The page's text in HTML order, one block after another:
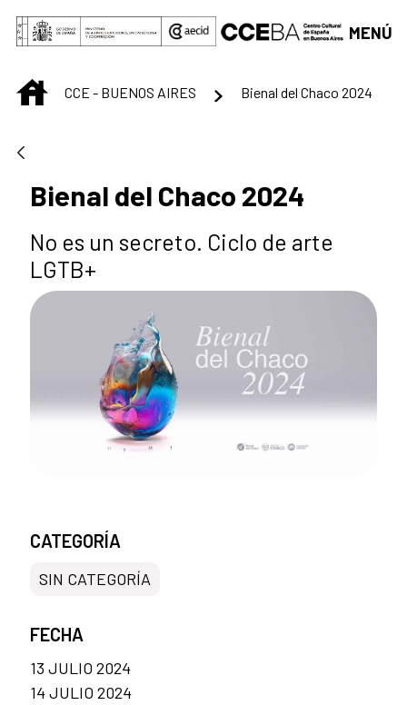
Saltar al contenido principal
MENÚ
INICIOCCE - BUENOS AIRES Bienal del Chaco 2024
Bienal del Chaco 2024
No es un secreto. Ciclo de arte
LGTB+
CATEGORÍA
SIN CATEGORÍA
FECHA
13 JULIO 2024
14 JULIO 2024